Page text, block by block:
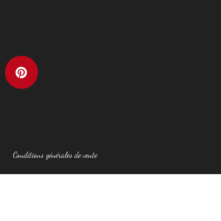
Conditions générales de vente